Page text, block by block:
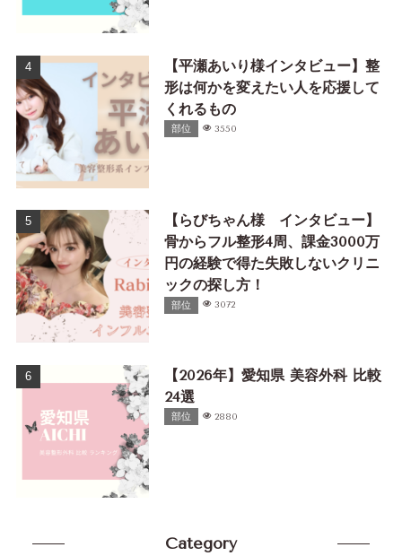
【平瀬あいり様インタビュー】整
形は何かを変えたい人を応援して
くれるもの
部位 3550
【らびちゃん様 インタビュー】
骨からフル整形4周、課金3000万
円の経験で得た失敗しないクリニ
ックの探し方！
部位 3072
【2026年】愛知県 美容外科 比較
24選
部位 2880
Category